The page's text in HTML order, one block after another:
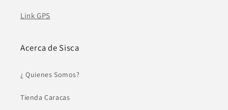
Link GPS
Acerca de Sisca
¿ Quienes Somos?
Tienda Caracas